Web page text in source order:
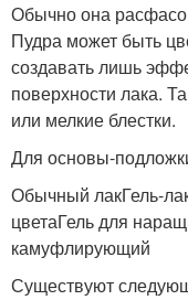
Обычно она
Пудра может быть
создавать лишь
поверхности лака.
или мелкие блестки.
Для основы-
Обычный лакГель-
цветаГель для
камуфлирующий
Существуют